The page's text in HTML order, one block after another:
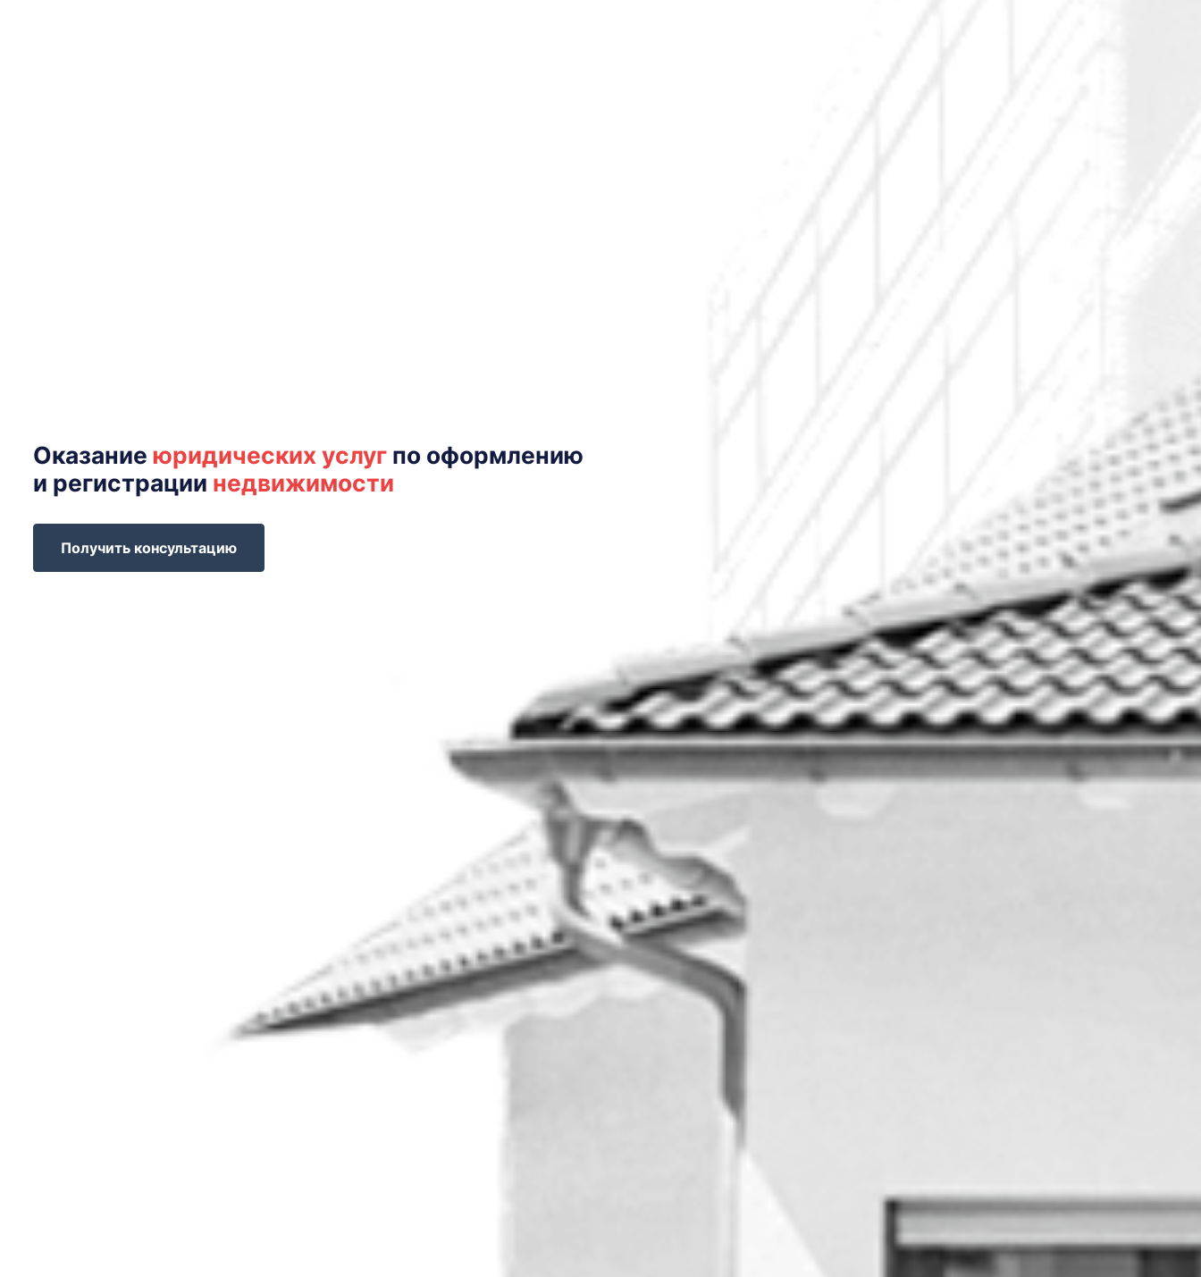
Оказание юридических услуг по оформлению
и регистрации недвижимости
Получить консультацию